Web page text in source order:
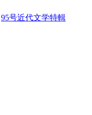
95号近代文学特輯